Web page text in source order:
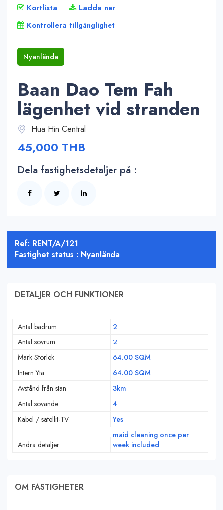
Kortlista
Ladda ner
Kontrollera tillgänglighet
Nyanlända
Baan Dao Tem Fah
lägenhet vid stranden
Hua Hin Central
45,000 THB
Dela fastighetsdetaljer på :
Ref: RENT/A/121
Fastighet status : Nyanlända
DETALJER OCH FUNKTIONER
Antal badrum
2
Antal sovrum
2
Mark Storlek
64.00 SQM
Intern Yta
64.00 SQM
Avstånd från stan
3km
Antal sovande
4
Kabel / satellit-TV
Yes
Andra detaljer
maid cleaning once per
week included
OM FASTIGHETER